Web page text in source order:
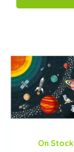
On Stock